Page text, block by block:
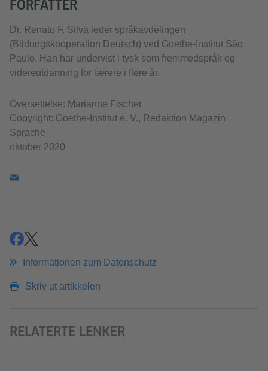
FORFATTER
Dr. Renato F. Silva leder språkavdelingen
(Bildungskooperation Deutsch) ved Goethe-Institut São
Paulo. Han har undervist i tysk som fremmedspråk og
videreutdanning for lærere i flere år.
Oversettelse: Marianne Fischer
Copyright: Goethe-Institut e. V., Redaktion Magazin
Sprache
oktober 2020
teilenteilen
Informationen zum Datenschutz
Skriv ut artikkelen
RELATERTE LENKER